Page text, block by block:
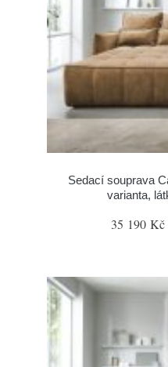
Sedací souprava
varianta,
35 190 Kč